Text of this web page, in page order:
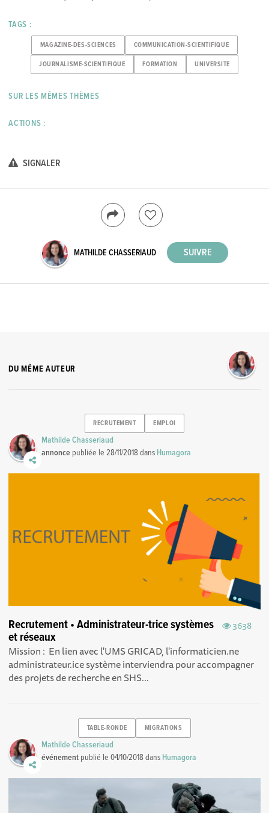
TAGS :
MAGAZINE-DES-SCIENCES COMMUNICATION-SCIENTIFIQUE
JOURNALISME-SCIENTIFIQUE FORMATION UNIVERSITE
SUR LES MÊMES THÈMES
ACTIONS :
SIGNALER
MATHILDE CHASSERIAUD
DU MÊME AUTEUR
RECRUTEMENT EMPLOI
Mathilde Chasseriaud
annonce publiée le28/11/2018 dans Humagora
3638
Recrutement • Administrateur-trice systèmes
et réseaux
Mission : En lien avec l'UMS GRICAD, l'informaticien.ne
administrateur.ice système interviendra pour accompagner
des projets de recherche en SHS...
TABLE-RONDE MIGRATIONS
Mathilde Chasseriaud
événement publié le04/10/2018 dans Humagora